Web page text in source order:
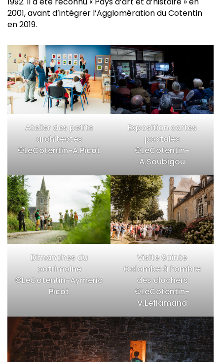
2001, avant d’intégrer l’Agglomération du Cotentin
en 2019.
Atelier des petits
architectes
©LeCotentin-A.Picot
Exposition cartes
postales
©LeCotentin-
A.Soubigou
Dimanches du
patrimoine
©LeCotentin-Aymeric
Picot
Visite Sainte
Colombe à l’ombre
des clochers
©LeCotentin-
V.Leflamand